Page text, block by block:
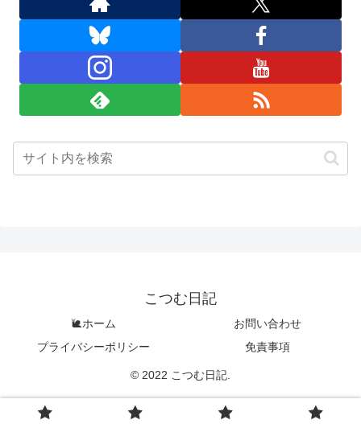
こつむ日記
🐌ホーム
お問い合わせ
プライバシーポリシー
免責事項
© 2022 こつむ日記.